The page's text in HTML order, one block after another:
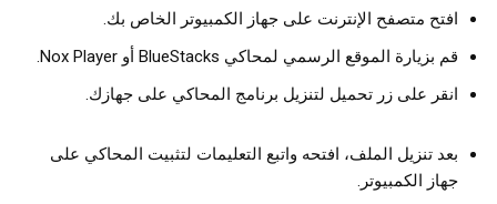
افتح متصفح الإنترنت على جهاز الكمبيوتر الخاص بك.
قم بزيارة الموقع الرسمي لمحاكي BlueStacks أو Nox Player.
انقر على زر تحميل لتنزيل برنامج المحاكي على جهازك.
بعد تنزيل الملف، افتحه واتبع التعليمات لتثبيت المحاكي على
جهاز الكمبيوتر.